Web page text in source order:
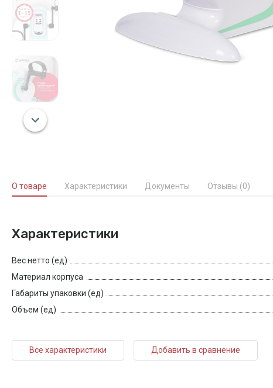
О товаре Характеристики Документы Отзывы (0)
Характеристики
Вес нетто (ед)
Материал корпуса
Габариты упаковки (ед)
Объем (ед)
Все характеристики Добавить в сравнение